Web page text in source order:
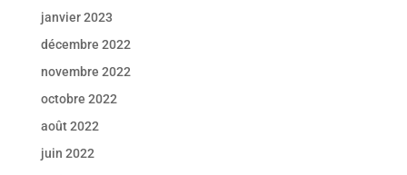
janvier 2023
décembre 2022
novembre 2022
octobre 2022
août 2022
juin 2022